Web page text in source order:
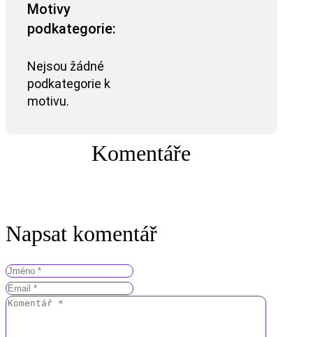
Motivy
podkategorie:
Nejsou žádné
podkategorie k
motivu.
Komentáře
Napsat komentář